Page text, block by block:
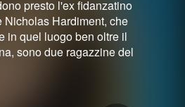
presto l'ex fidanzatino
Nicholas Hardiment, che
in quel luogo ben oltre il
sono due ragazzine del